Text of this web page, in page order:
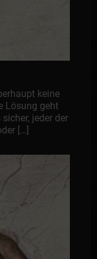
keine
Lösung geht
jeder der
[…]